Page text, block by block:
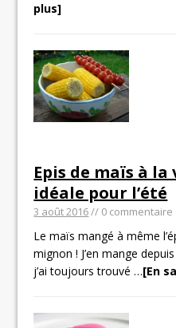
plus]
Epis de maïs à
idéale pour l’été
3 août 2016// 0 commentaire
Le maïs mangé à même
mignon ! J’en mange
j’ai toujours trouvé…[En